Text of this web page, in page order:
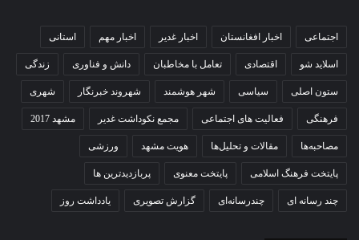
اجتماعی اخبار افغانستان اخبار غدیر اخبار مهم استانی
اسلاید شو اقتصادی تعامل با مخاطبان دانش و فناوری زندگی
ستون اصلی سیاسی شهر هوشمند شهروند خبرنگار شهری
فرهنگی فعالیت های اجتماعی مجمع نکوداشت غدیر مشهد 2017
مصاحبه‌ها مقالات و تحلیل‌ها هویت مشهد ورزشی
پایتخت فرهنگ اسلامی پایتخت معنوی پربازدیدترین ها
چند رسانه ای چندرسانه‌ای گزارش تصویری یادداشت روز